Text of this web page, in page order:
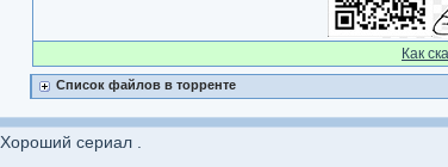
Как
Список файлов в торренте
Хороший сериал .